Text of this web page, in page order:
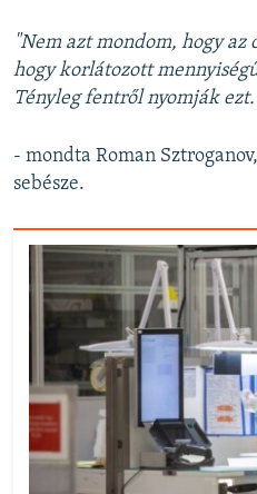
"Nem azt mondom, hogy az
hogy korlátozott
Tényleg fentről nyomják ezt.
- mondta Roman
sebésze.